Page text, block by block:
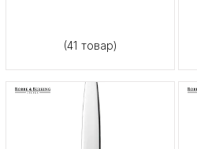
(41 товар)